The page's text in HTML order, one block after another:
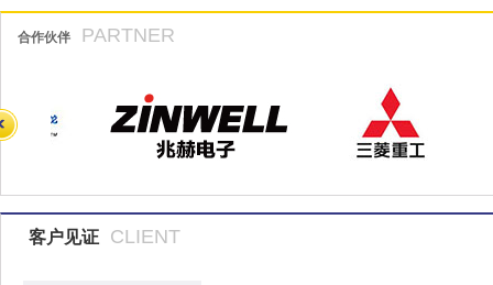
合作伙伴 PARTNER
客户见证 CLIENT